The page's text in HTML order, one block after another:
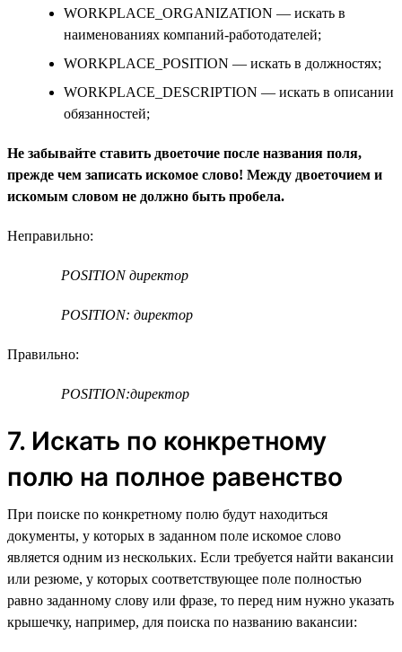
WORKPLACE_ORGANIZATION — искать в
наименованиях компаний-работодателей;
WORKPLACE_POSITION — искать в должностях;
WORKPLACE_DESCRIPTION — искать в описании
обязанностей;
Не забывайте ставить двоеточие после названия поля,
прежде чем записать искомое слово! Между двоеточием и
искомым словом не должно быть пробела.
Неправильно:
POSITION директор
POSITION: директор
Правильно:
POSITION:директор
7. Искать по конкретному
полю на полное равенство
При поиске по конкретному полю будут находиться
документы, у которых в заданном поле искомое слово
является одним из нескольких. Если требуется найти вакансии
или резюме, у которых соответствующее поле полностью
равно заданному слову или фразе, то перед ним нужно указать
крышечку, например, для поиска по названию вакансии: